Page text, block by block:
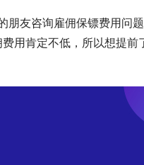
朋友咨询雇佣保镖费用问
用肯定不低，所以想提